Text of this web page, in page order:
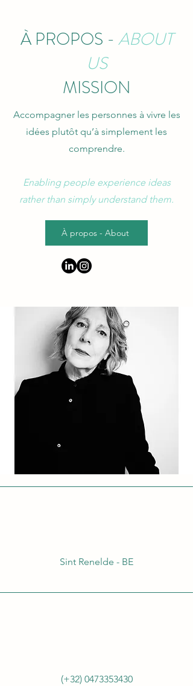
À PROPOS - ABOUT
US
MISSION
Accompagner les personnes à vivre les
idées plutôt qu’à simplement les
comprendre.
Enabling people experience ideas
rather than simply understand them.
À propos - About
Sint Renelde - BE
(+32) 0473353430